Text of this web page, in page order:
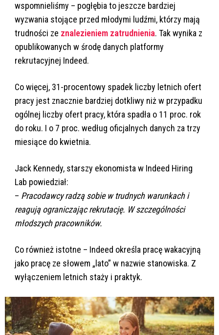
wspomnieliśmy – pogłębia to jeszcze bardziej
wyzwania stojące przed młodymi ludźmi, którzy mają
trudności ze znalezieniem zatrudnienia. Tak wynika z
opublikowanych w środę danych platformy
rekrutacyjnej Indeed.
Co więcej, 31-procentowy spadek liczby letnich ofert
pracy jest znacznie bardziej dotkliwy niż w przypadku
ogólnej liczby ofert pracy, która spadła o 11 proc. rok
do roku. I o 7 proc. według oficjalnych danych za trzy
miesiące do kwietnia.
Jack Kennedy, starszy ekonomista w Indeed Hiring
Lab powiedział:
– Pracodawcy radzą sobie w trudnych warunkach i
reagują ograniczając rekrutację. W szczególności
młodszych pracowników.
Co również istotne – Indeed określa pracę wakacyjną
jako pracę ze słowem „lato” w nazwie stanowiska. Z
wyłączeniem letnich staży i praktyk.